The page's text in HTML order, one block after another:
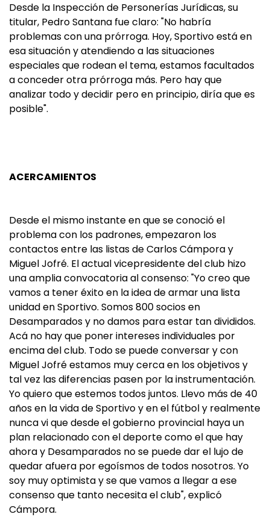
Desde la Inspección de Personerías Jurídicas, su
titular, Pedro Santana fue claro: "No habría
problemas con una prórroga. Hoy, Sportivo está en
esa situación y atendiendo a las situaciones
especiales que rodean el tema, estamos facultados
a conceder otra prórroga más. Pero hay que
analizar todo y decidir pero en principio, diría que es
posible".
ACERCAMIENTOS
Desde el mismo instante en que se conoció el
problema con los padrones, empezaron los
contactos entre las listas de Carlos Cámpora y
Miguel Jofré. El actual vicepresidente del club hizo
una amplia convocatoria al consenso: "Yo creo que
vamos a tener éxito en la idea de armar una lista
unidad en Sportivo. Somos 800 socios en
Desamparados y no damos para estar tan divididos.
Acá no hay que poner intereses individuales por
encima del club. Todo se puede conversar y con
Miguel Jofré estamos muy cerca en los objetivos y
tal vez las diferencias pasen por la instrumentación.
Yo quiero que estemos todos juntos. Llevo más de 40
años en la vida de Sportivo y en el fútbol y realmente
nunca vi que desde el gobierno provincial haya un
plan relacionado con el deporte como el que hay
ahora y Desamparados no se puede dar el lujo de
quedar afuera por egoísmos de todos nosotros. Yo
soy muy optimista y se que vamos a llegar a ese
consenso que tanto necesita el club", explicó
Cámpora.